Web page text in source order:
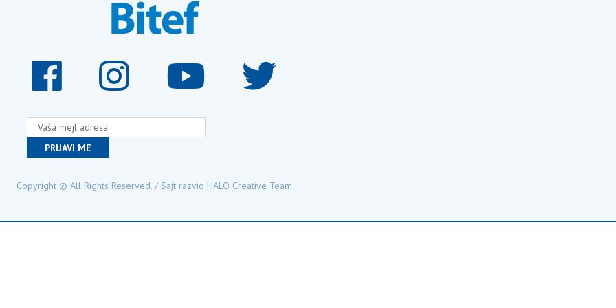
mejl adresa:
PRIJAVI ME
Copyright © All Rights Reserved. / Sajt razvio HALO Creative Team